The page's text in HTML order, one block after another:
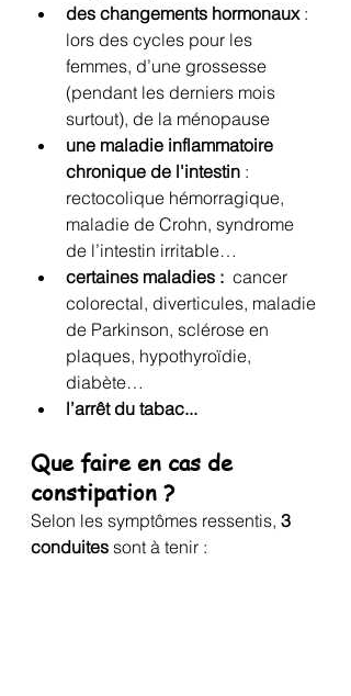
des changements hormonaux :
lors des cycles pour les
femmes, d’une grossesse
(pendant les derniers mois
surtout), de la ménopause
une maladie inflammatoire
chronique de l'intestin :
rectocolique hémorragique,
maladie de Crohn, syndrome
de l’intestin irritable…
certaines maladies :
  cancer
colorectal, diverticules, maladie
de Parkinson, sclérose en
plaques, hypothyroïdie,
diabète…
l’arrêt du tabac...
Que faire en cas de
constipation ?
Selon les symptômes ressentis, 3
conduites sont à tenir :